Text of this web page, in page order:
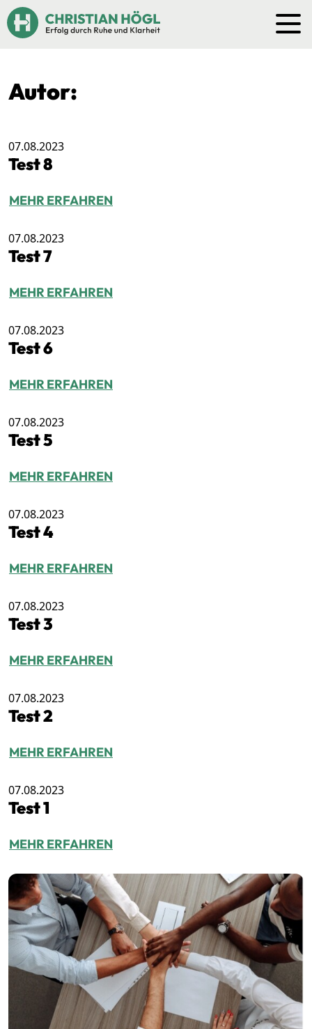
Autor:
07.08.2023
Test 8
MEHR ERFAHREN
07.08.2023
Test 7
MEHR ERFAHREN
07.08.2023
Test 6
MEHR ERFAHREN
07.08.2023
Test 5
MEHR ERFAHREN
07.08.2023
Test 4
MEHR ERFAHREN
07.08.2023
Test 3
MEHR ERFAHREN
07.08.2023
Test 2
MEHR ERFAHREN
07.08.2023
Test 1
MEHR ERFAHREN